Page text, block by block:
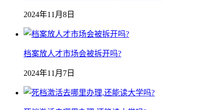
2024年11月8日
档案放人才市场会被拆开吗?
2024年11月7日